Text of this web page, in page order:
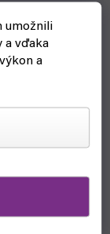
umožnili
a vďaka
a
mod. 26008